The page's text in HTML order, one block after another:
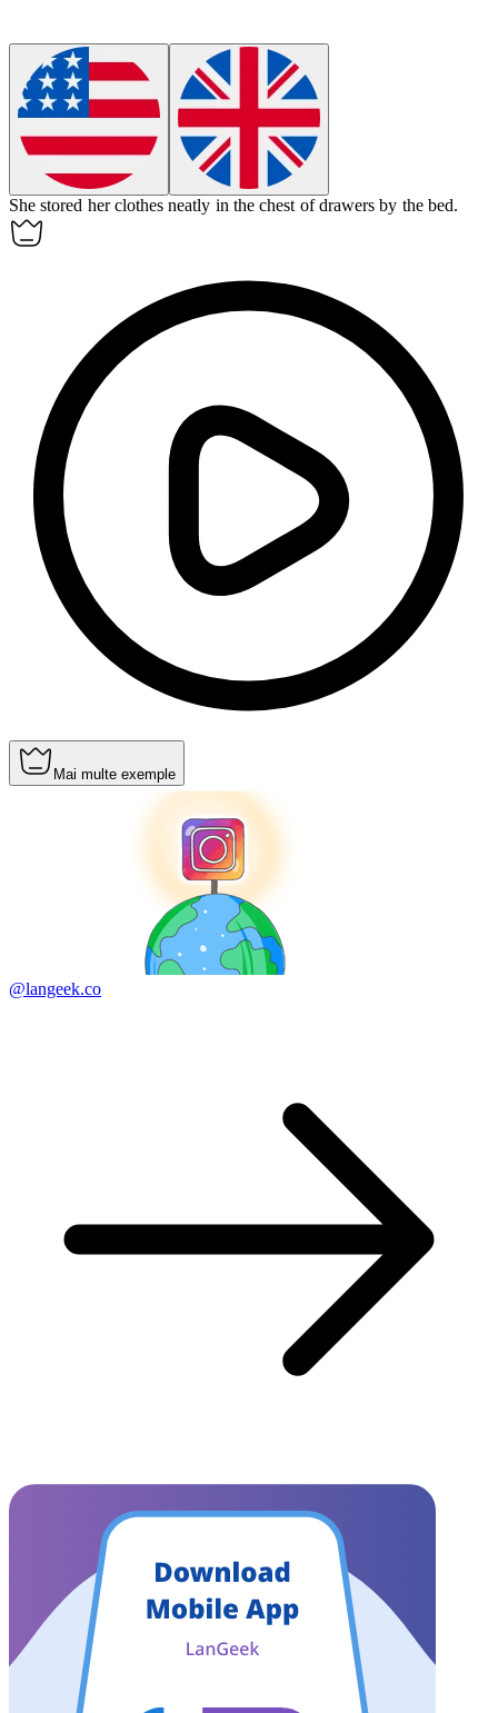
She stored her clothes neatly in the chest of drawers by the bed.
Mai multe exemple
@langeek.co